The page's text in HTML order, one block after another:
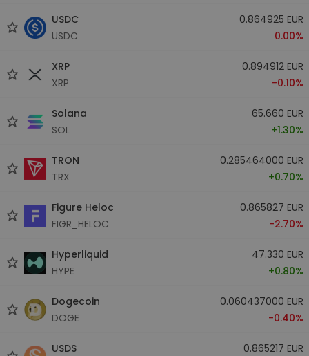
USDC
USDC
0.864925 EUR
0.00%
XRP
XRP
0.894912 EUR
-0.10%
Solana
SOL
65.660 EUR
+1.30%
TRON
TRX
0.285464000 EUR
+0.70%
Figure Heloc
FIGR_HELOC
0.865827 EUR
-2.70%
Hyperliquid
HYPE
47.330 EUR
+0.80%
Dogecoin
DOGE
0.060437000 EUR
-0.40%
USDS
0.865217 EUR